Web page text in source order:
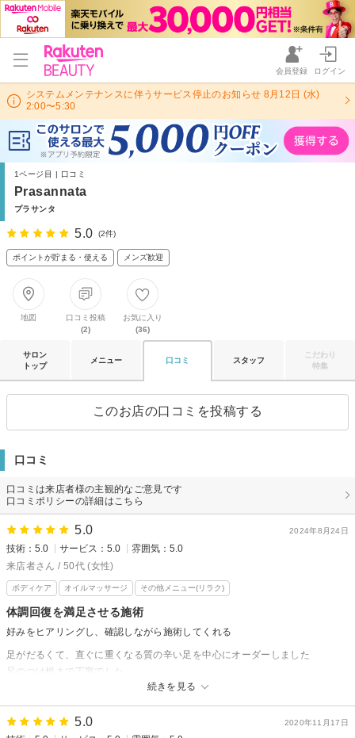
会員登録 ログイン
システムメンテナンスに伴うサービス停止のお知らせ 8月12日 (水)
2:00〜5:30
1ページ目 | 口コミ
Prasannata
プラサンタ
5.0 (2件)
ポイントが貯まる・使える メンズ歓迎
地図
口コミ投稿
(2)
お気に入り
(36)
サロン
トップ
メニュー 口コミ スタッフ
こだわり
特集
このお店の口コミを投稿する
口コミ
口コミは来店者様の主観的なご意見です
口コミポリシーの詳細はこちら
2024年8月24日
5.0
技術：5.0 サービス：5.0
雰囲気：5.0
来店者さん / 50代 (女性)
ボディケア オイルマッサージ その他メニュー(リラク)
体調回復を満足させる施術
続きを見る
好みをヒアリングし、確認しながら施術してくれる
足がだるくて、直ぐに重くなる質の辛い足を中心にオーダーしました
足のつけ根まで丁寧でした
肩甲骨をまわしてもらったのも◎
Prasannataからの返信 2020年11月17日
5.0